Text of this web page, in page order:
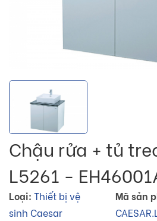
Chậu rửa + tủ
L5261 -
Loại: Thiết bị vệ
sinh Caesar
Mã sản